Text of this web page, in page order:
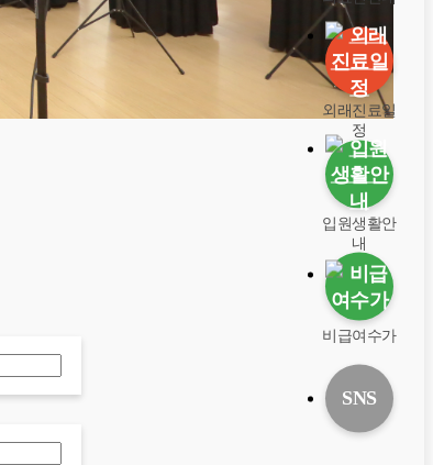
외래진료일
정
입원생활안
내
비급여수가
SNS